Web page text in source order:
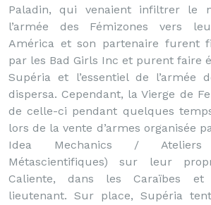
Paladin, qui venaient infiltrer le
l’armée des Fémizones vers
América et son partenaire furent
par les Bad Girls Inc et purent faire
Supéria et l’essentiel de l’armée
dispersa. Cependant, la Vierge de
de celle-ci pendant quelques
lors de la vente d’armes organisée
Idea Mechanics / Ateliers
Métascientifiques) sur leur
Caliente, dans les Caraïbes
lieutenant. Sur place, Supéria